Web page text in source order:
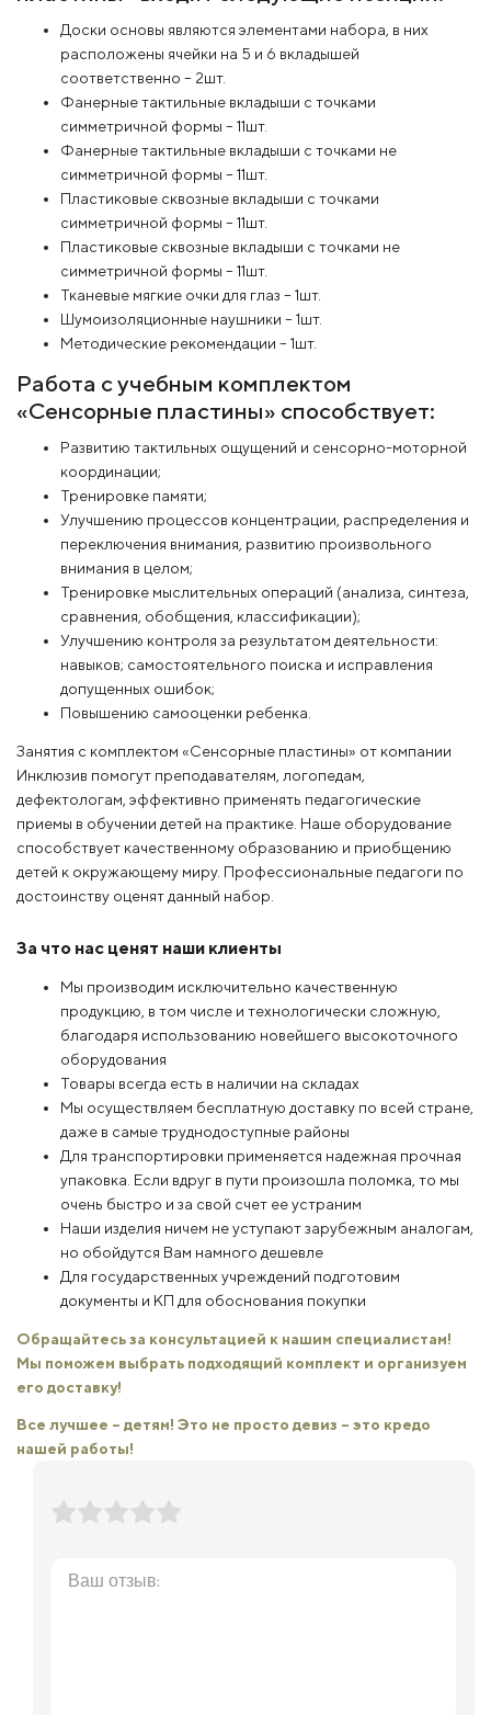
Доски основы являются элементами набора, в них
расположены ячейки на 5 и 6 вкладышей
соответственно – 2шт.
Фанерные тактильные вкладыши с точками
симметричной формы – 11шт.
Фанерные тактильные вкладыши с точками не
симметричной формы – 11шт.
Пластиковые сквозные вкладыши с точками
симметричной формы – 11шт.
Пластиковые сквозные вкладыши с точками не
симметричной формы – 11шт.
Тканевые мягкие очки для глаз – 1шт.
Шумоизоляционные наушники – 1шт.
Методические рекомендации – 1шт.
Работа с учебным комплектом
«Сенсорные пластины» способствует:
Развитию тактильных ощущений и сенсорно-моторной
координации;
Тренировке памяти;
Улучшению процессов концентрации, распределения и
переключения внимания, развитию произвольного
внимания в целом;
Тренировке мыслительных операций (анализа, синтеза,
сравнения, обобщения, классификации);
Улучшению контроля за результатом деятельности:
навыков; самостоятельного поиска и исправления
допущенных ошибок;
Повышению самооценки ребенка.
Занятия с комплектом «Сенсорные пластины» от компании
Инклюзив помогут преподавателям, логопедам,
дефектологам, эффективно применять педагогические
приемы в обучении детей на практике. Наше оборудование
способствует качественному образованию и приобщению
детей к окружающему миру. Профессиональные педагоги по
достоинству оценят данный набор.
За что нас ценят наши клиенты
Мы производим исключительно качественную
продукцию, в том числе и технологически сложную,
благодаря использованию новейшего высокоточного
оборудования
Товары всегда есть в наличии на складах
Мы осуществляем бесплатную доставку по всей стране,
даже в самые труднодоступные районы
Для транспортировки применяется надежная прочная
упаковка. Если вдруг в пути произошла поломка, то мы
очень быстро и за свой счет ее устраним
Наши изделия ничем не уступают зарубежным аналогам,
но обойдутся Вам намного дешевле
Для государственных учреждений подготовим
документы и КП для обоснования покупки
Обращайтесь за консультацией к нашим специалистам!
Мы поможем выбрать подходящий комплект и организуем
его доставку!
Все лучшее – детям! Это не просто девиз – это кредо
нашей работы!